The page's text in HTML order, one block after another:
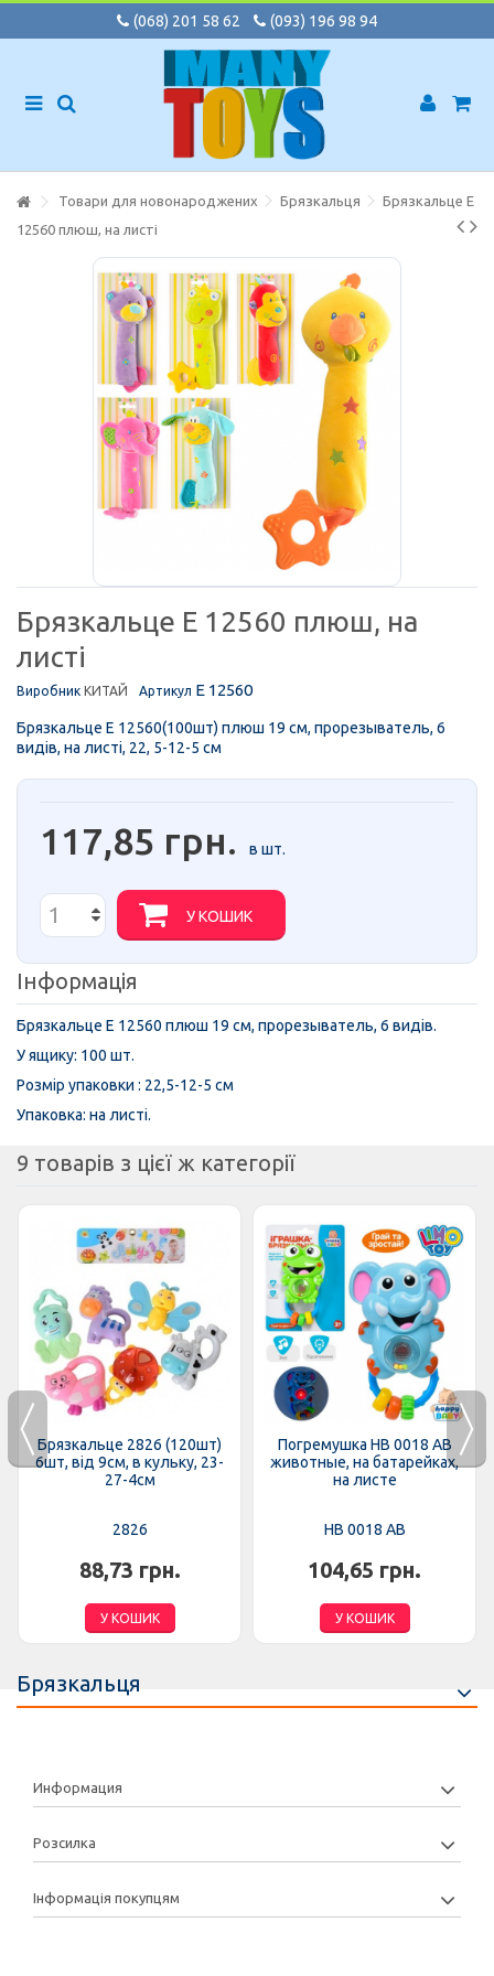
(068) 201 58 62 (093) 196 98 94
Товари для новонароджених Брязкальця
Брязкальце E
12560 плюш, на листі
Брязкальце E 12560 плюш, на
листі
Виробник КИТАЙ Артикул E 12560
Брязкальце E 12560(100шт) плюш 19 см, прорезыватель, 6
видів, на листі, 22, 5-12-5 см
117,85 грн. в шт.
У КОШИК
Інформація
Брязкальце E 12560 плюш 19 см, прорезыватель, 6 видів.
У ящику: 100 шт.
Розмір упаковки : 22,5-12-5 см
Упаковка: на листі.
9 товарів з цієї ж категорії
Брязкальце 2826 (120шт)
6шт, від 9см, в кульку, 23-
27-4см
2826
88,73 грн.
У КОШИК
Погремушка HB 0018 AB
животные, на батарейках,
на листе
HB 0018 AB
104,65 грн.
У КОШИК
Брязкальця
Информация
Розсилка
Інформація покупцям